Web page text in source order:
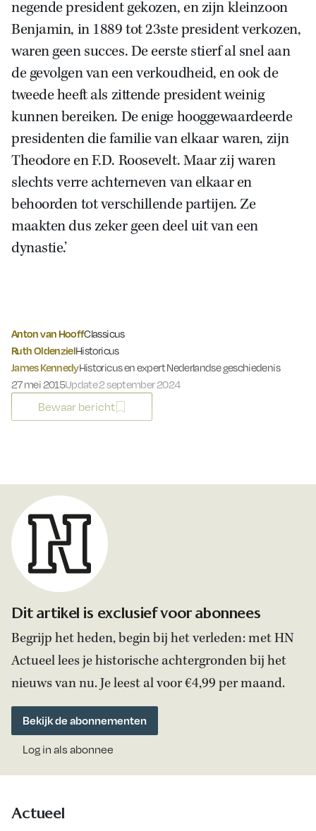
negende president gekozen, en zijn kleinzoon
Benjamin, in 1889 tot 23ste president verkozen,
waren geen succes. De eerste stierf al snel aan
de gevolgen van een verkoudheid, en ook de
tweede heeft als zittende president weinig
kunnen bereiken. De enige hooggewaardeerde
presidenten die familie van elkaar waren, zijn
Theodore en F.D. Roosevelt. Maar zij waren
slechts verre achterneven van elkaar en
behoorden tot verschillende partijen. Ze
maakten dus zeker geen deel uit van een
dynastie.’
Anton van HooffClassicus
Ruth OldenzielHistoricus
James KennedyHistoricus en expert Nederlandse geschiedenis
Gepubliceerd op:
27 mei 2015Update 2 september 2024
Bewaar bericht
Dit artikel is exclusief voor abonnees
Begrijp het heden, begin bij het verleden: met HN
Actueel lees je historische achtergronden bij het
nieuws van nu. Je leest al voor €4,99 per maand.
Bekijk de abonnementen
Log in als abonnee
Actueel